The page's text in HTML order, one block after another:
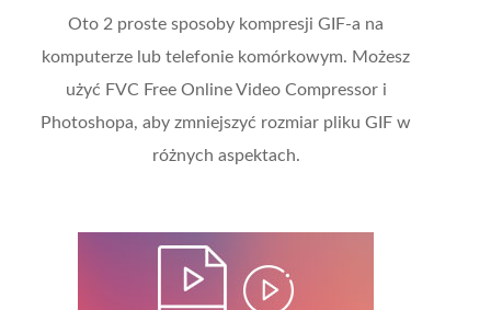
Oto 2 proste sposoby kompresji GIF-a na
komputerze lub telefonie komórkowym. Możesz
użyć FVC Free Online Video Compressor i
Photoshopa, aby zmniejszyć rozmiar pliku GIF w
różnych aspektach.